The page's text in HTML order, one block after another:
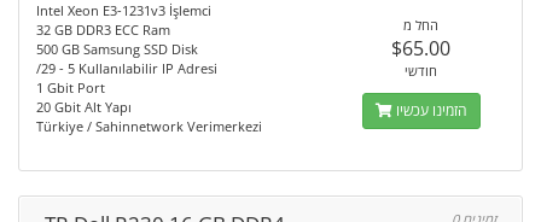
Intel Xeon E3-1231v3 İşlemci
32 GB DDR3 ECC Ram
500 GB Samsung SSD Disk
/29 - 5 Kullanılabilir IP Adresi
1 Gbit Port
20 Gbit Alt Yapı
Türkiye / Sahinnetwork Verimerkezi
החל מ
$65.00
חודשי
הזמינו עכשיו